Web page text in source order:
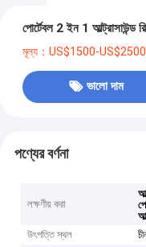
পোর্টেবল 2 ইন 1 আল্ট্রাসাউন্ড
মূল্য：US$1500-
ভালো দাম
পণ্যের বর্ণনা
লক্ষণীয় করা
উৎপত্তি স্থল